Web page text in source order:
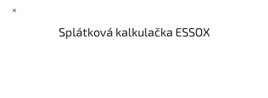
×
Splátková kalkulačka ESSOX